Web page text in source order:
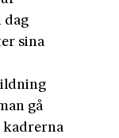
dag
sina
gå
kadrerna